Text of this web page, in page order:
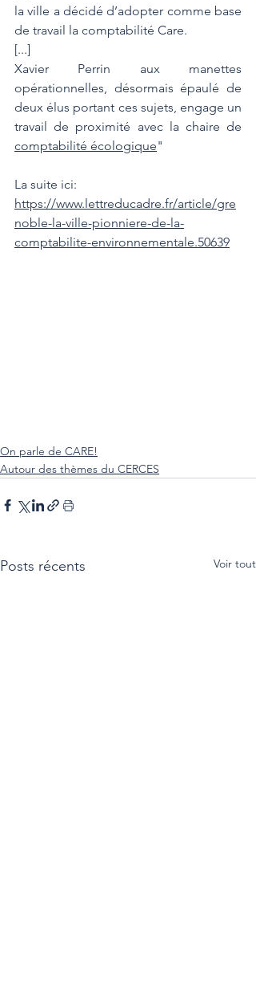
la ville a décidé d’adopter comme base
de travail la comptabilité Care.
[...]
Xavier Perrin aux manettes
opérationnelles, désormais épaulé de
deux élus portant ces sujets, engage un
comptabilité écologique"
La suite ici:
https://www.lettreducadre.fr/article/gre
noble-la-ville-pionniere-de-la-
comptabilite-environnementale.50639
On parle de CARE!
Autour des thèmes du CERCES
Posts récents Voir tout